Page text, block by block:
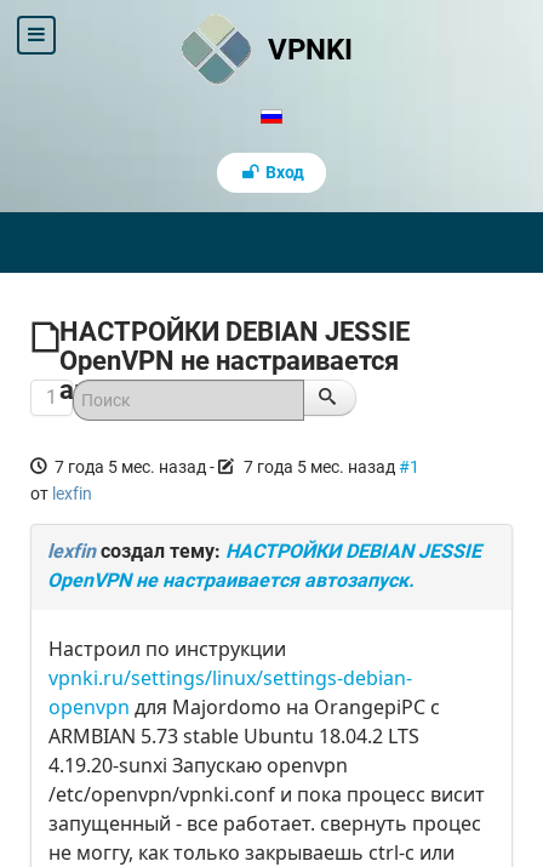
VPNKI
Вход
НАСТРОЙКИ DEBIAN JESSIE
OpenVPN не настраивается
автозапуск.
1
7 года 5 мес. назад - 7 года 5 мес. назад #1
от lexfin
lexfinсоздал тему: НАСТРОЙКИ DEBIAN JESSIE
OpenVPN не настраивается автозапуск.
Настроил по инструкции
vpnki.ru/settings/linux/settings-debian-
openvpn для Majordomo на OrangepiPC c
ARMBIAN 5.73 stable Ubuntu 18.04.2 LTS
4.19.20-sunxi Запускаю openvpn
/etc/openvpn/vpnki.conf и пока процесс висит
запущенный - все работает. свернуть процес
не моггу, как только закрываешь ctrl-c или